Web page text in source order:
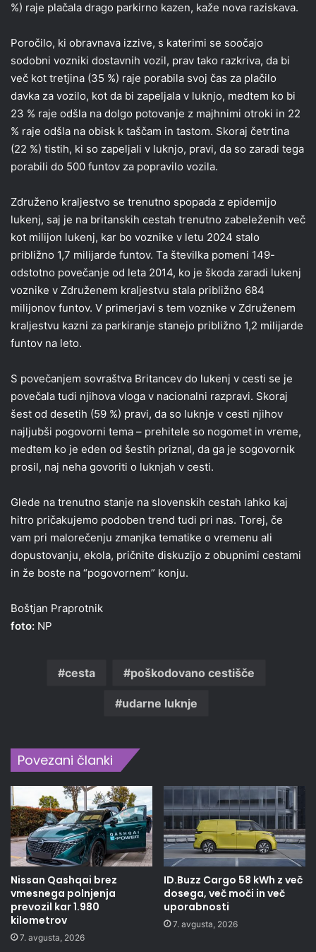
%) raje plačala drago parkirno kazen, kaže nova raziskava.
Poročilo, ki obravnava izzive, s katerimi se soočajo
sodobni vozniki dostavnih vozil, prav tako razkriva, da bi
več kot tretjina (35 %) raje porabila svoj čas za plačilo
davka za vozilo, kot da bi zapeljala v luknjo, medtem ko bi
23 % raje odšla na dolgo potovanje z majhnimi otroki in 22
% raje odšla na obisk k taščam in tastom. Skoraj četrtina
(22 %) tistih, ki so zapeljali v luknjo, pravi, da so zaradi tega
porabili do 500 funtov za popravilo vozila.
Združeno kraljestvo se trenutno spopada z epidemijo
lukenj, saj je na britanskih cestah trenutno zabeleženih več
kot milijon lukenj, kar bo voznike v letu 2024 stalo
približno 1,7 milijarde funtov. Ta številka pomeni 149-
odstotno povečanje od leta 2014, ko je škoda zaradi lukenj
voznike v Združenem kraljestvu stala približno 684
milijonov funtov. V primerjavi s tem voznike v Združenem
kraljestvu kazni za parkiranje stanejo približno 1,2 milijarde
funtov na leto.
S povečanjem sovraštva Britancev do lukenj v cesti se je
povečala tudi njihova vloga v nacionalni razpravi. Skoraj
šest od desetih (59 %) pravi, da so luknje v cesti njihov
najljubši pogovorni tema – prehitele so nogomet in vreme,
medtem ko je eden od šestih priznal, da ga je sogovornik
prosil, naj neha govoriti o luknjah v cesti.
Glede na trenutno stanje na slovenskih cestah lahko kaj
hitro pričakujemo podoben trend tudi pri nas. Torej, če
vam pri malorečenju zmanjka tematike o vremenu ali
dopustovanju, ekola, pričnite diskuzijo z obupnimi cestami
in že boste na “pogovornem” konju.
Boštjan Praprotnik
foto: NP
cesta poškodovano cestišče
udarne luknje
Povezani članki
Nissan Qashqai brez
vmesnega polnjenja
prevozil kar 1.980
kilometrov
7. avgusta, 2026
ID.Buzz Cargo 58 kWh z več
dosega, več moči in več
uporabnosti
7. avgusta, 2026